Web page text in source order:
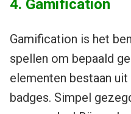
4. Gamification
Gamification is het
spellen om bepaald
elementen bestaan
badges. Simpel